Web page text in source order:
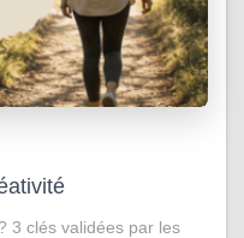
3 clés validées par les